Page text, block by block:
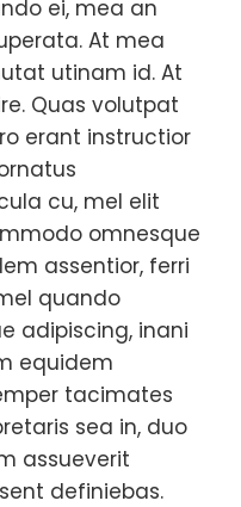
ei, mea an
At mea
utinam id. At
Quas volutpat
erant instructior
cu, mel elit
omnesque
assentior, ferri
quando
adipiscing, inani
equidem
tacimates
sea in, duo
assueverit
definiebas.